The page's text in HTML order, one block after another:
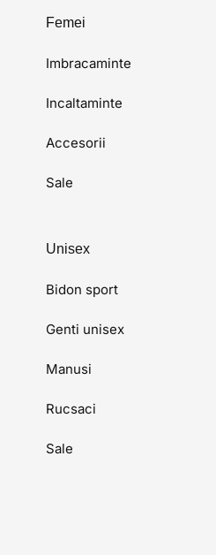
Femei
Imbracaminte
Incaltaminte
Accesorii
Sale
Unisex
Bidon sport
Genti unisex
Manusi
Rucsaci
Sale